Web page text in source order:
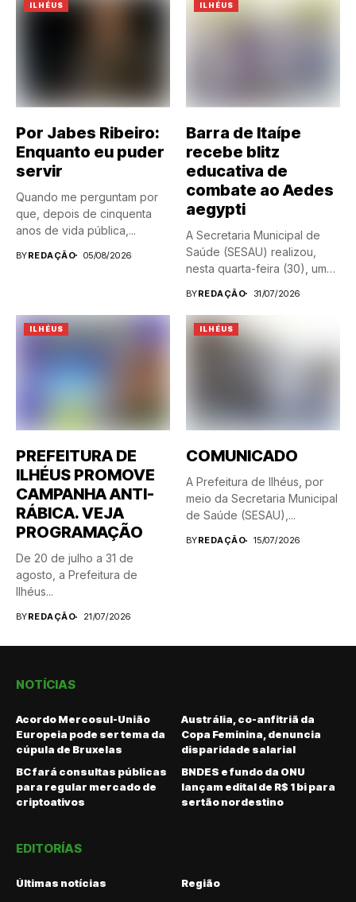
ILHÉUS
Por Jabes Ribeiro:
Enquanto eu puder
servir
Quando me perguntam por
que, depois de cinquenta
anos de vida pública,...
BYREDAÇÃO 05/08/2026
ILHÉUS
Barra de Itaípe
recebe blitz
educativa de
combate ao Aedes
aegypti
A Secretaria Municipal de
Saúde (SESAU) realizou,
nesta quarta-feira (30), uma
BYREDAÇÃO 31/07/2026
ILHÉUS
PREFEITURA DE
ILHÉUS PROMOVE
CAMPANHA ANTI-
RÁBICA. VEJA
PROGRAMAÇÃO
De 20 de julho a 31 de
agosto, a Prefeitura de
Ilhéus...
BYREDAÇÃO 21/07/2026
ILHÉUS
COMUNICADO
A Prefeitura de Ilhéus, por
meio da Secretaria Municipal
de Saúde (SESAU),...
BYREDAÇÃO 15/07/2026
NOTÍCIAS
Acordo Mercosul-União
Europeia pode ser tema da
cúpula de Bruxelas
Austrália, co-anfitriã da
Copa Feminina, denuncia
disparidade salarial
BC fará consultas públicas
para regular mercado de
criptoativos
BNDES e fundo da ONU
lançam edital de R$ 1 bi para
sertão nordestino
EDITORÍAS
Últimas notícias
Região